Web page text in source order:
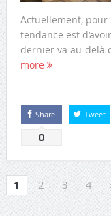
Actuellement, pour
tendance est
dernier va au-delà
more
Share
0
Tweet
1 2 3 4